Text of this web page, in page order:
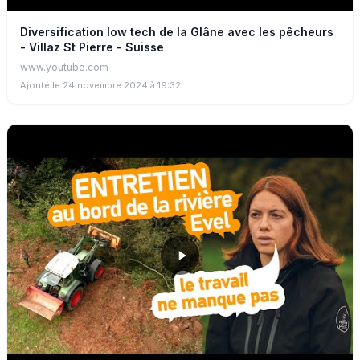
Diversification low tech de la Glâne avec les pêcheurs
- Villaz St Pierre - Suisse
www.youtube.com
Ajouté le 24 novembre 2024 à 19:32